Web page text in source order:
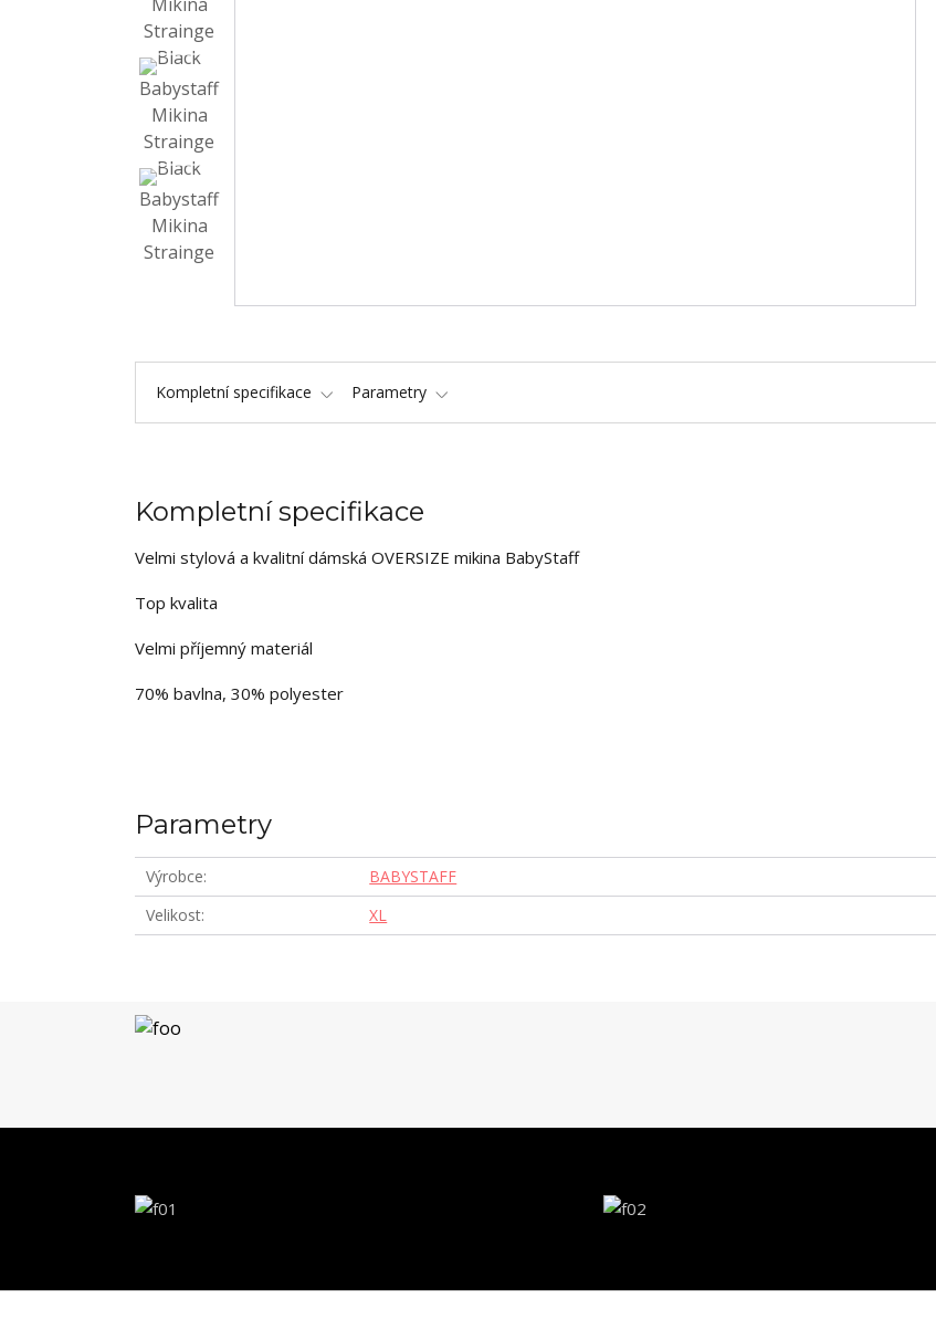
Kompletní specifikace Parametry
Kompletní specifikace
Velmi stylová a kvalitní dámská OVERSIZE mikina BabyStaff
Top kvalita
Velmi příjemný materiál
70% bavlna, 30% polyester
Parametry
Výrobce
BABYSTAFF
Velikost
XL